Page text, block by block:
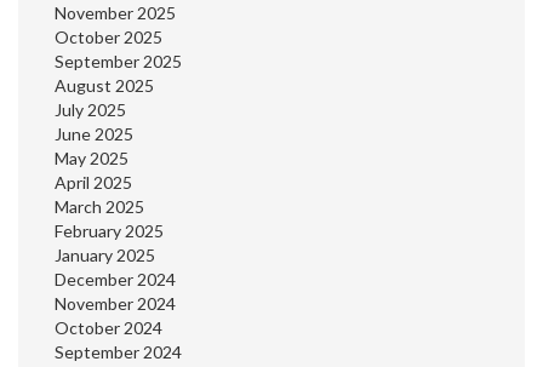
November 2025
October 2025
September 2025
August 2025
July 2025
June 2025
May 2025
April 2025
March 2025
February 2025
January 2025
December 2024
November 2024
October 2024
September 2024